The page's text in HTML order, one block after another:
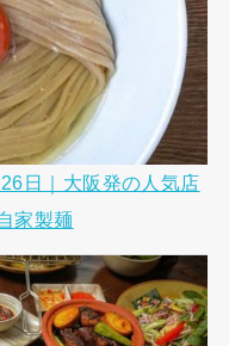
日｜大阪発の人気店
家製麺